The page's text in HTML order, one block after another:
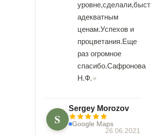
адекватным
ценам.Успехов и
процветания.Еще
раз огромное
спасибо.Сафронова
Н.Ф.
S
Sergey Morozov
Google Maps
26.06.2021